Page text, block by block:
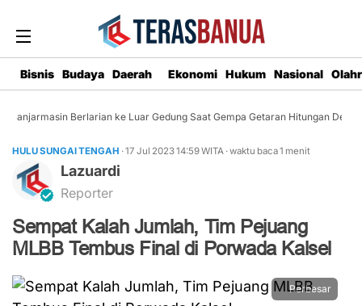
Bisnis Budaya Daerah Ekonomi Hukum Nasional
Banjarmasin Berlarian ke Luar Gedung Saat Gempa Getaran Hitungan Detik
HULU SUNGAI TENGAH · 17 Jul 202314:59WITA ·waktu baca 1 menit
Lazuardi
Reporter
Sempat Kalah Jumlah, Tim Pejuang
MLBB Tembus Final di Porwada Kalsel
Perbesar